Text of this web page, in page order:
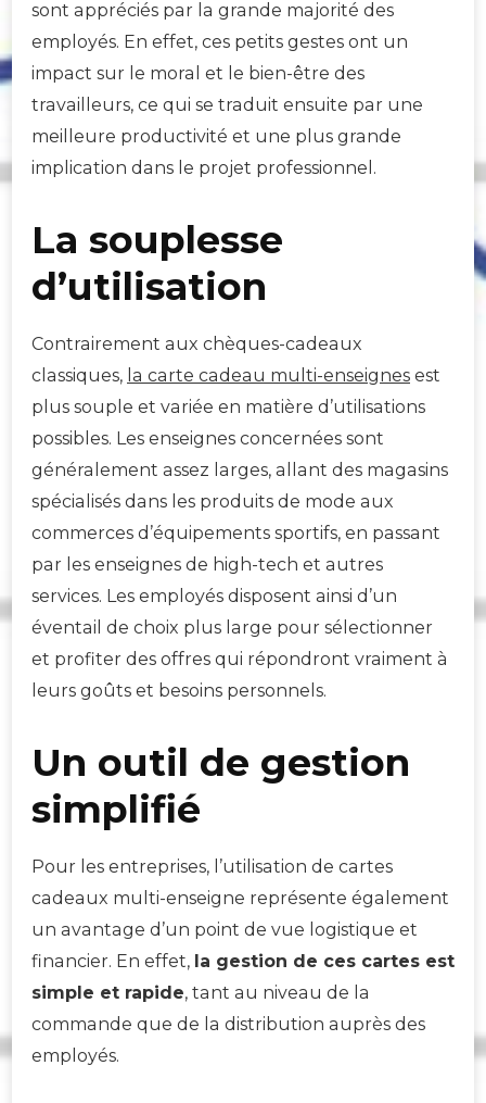
sont appréciés par la grande majorité des
employés. En effet, ces petits gestes ont un
impact sur le moral et le bien-être des
travailleurs, ce qui se traduit ensuite par une
meilleure productivité et une plus grande
implication dans le projet professionnel.
La souplesse
d’utilisation
Contrairement aux chèques-cadeaux
classiques, la carte cadeau multi-enseignes est
plus souple et variée en matière d’utilisations
possibles. Les enseignes concernées sont
généralement assez larges, allant des magasins
spécialisés dans les produits de mode aux
commerces d’équipements sportifs, en passant
par les enseignes de high-tech et autres
services. Les employés disposent ainsi d’un
éventail de choix plus large pour sélectionner
et profiter des offres qui répondront vraiment à
leurs goûts et besoins personnels.
Un outil de gestion
simplifié
Pour les entreprises, l’utilisation de cartes
cadeaux multi-enseigne représente également
un avantage d’un point de vue logistique et
financier. En effet, la gestion de ces cartes est
simple et rapide, tant au niveau de la
commande que de la distribution auprès des
employés.